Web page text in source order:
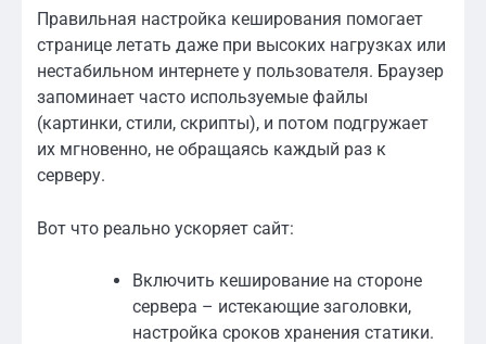
Правильная настройка кеширования помогает
странице летать даже при высоких нагрузках или
нестабильном интернете у пользователя. Браузер
запоминает часто используемые файлы
(картинки, стили, скрипты), и потом подгружает
их мгновенно, не обращаясь каждый раз к
серверу.
Вот что реально ускоряет сайт:
Включить кеширование на стороне
сервера – истекающие заголовки,
настройка сроков хранения статики.